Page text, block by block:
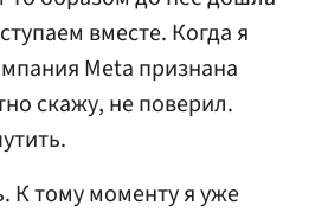
вместе. Когда я
Meta признана
скажу, не поверил.
К тому моменту я уже